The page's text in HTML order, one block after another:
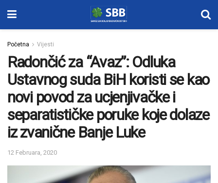
Početna Vijesti
Radončić za “Avaz”: Odluka
Ustavnog suda BiH koristi se kao
novi povod za ucjenjivačke i
separatističke poruke koje dolaze
iz zvanične Banje Luke
12 Februara, 2020